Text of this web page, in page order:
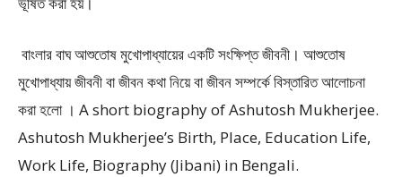
বাংলার বাঘ আশুতোষ মুখোপাধ্যায়ের একটি সংক্ষিপ্ত জীবনী। আশুতোষ
মুখোপাধ্যায় জীবনী বা জীবন কথা নিয়ে বা জীবন সম্পর্কে বিস্তারিত আলোচনা
করা হলো । A short biography of Ashutosh Mukherjee.
Ashutosh Mukherjee’s Birth, Place, Education Life,
Work Life, Biography (Jibani) in Bengali.